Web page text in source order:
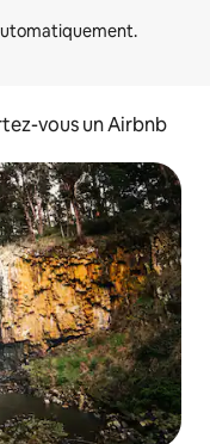
vous un Airbnb